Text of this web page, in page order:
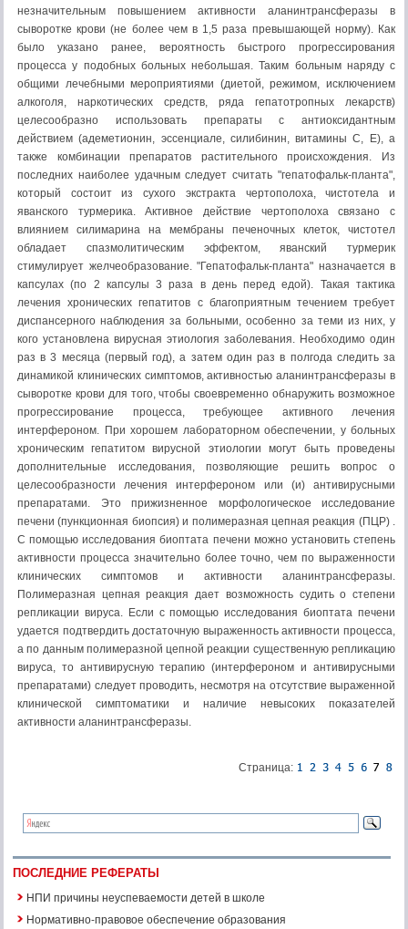
незначительным повышением активности аланинтрансферазы в
сыворотке крови (не более чем в 1,5 раза превышающей норму). Как
было указано ранее, вероятность быстрого прогрессирования
процесса у подобных больных небольшая. Таким больным наряду с
общими лечебными мероприятиями (диетой, режимом, исключением
алкоголя, наркотических средств, ряда гепатотропных лекарств)
целесообразно использовать препараты с антиоксидантным
действием (адеметионин, эссенциале, силибинин, витамины С, Е), а
также комбинации препаратов растительного происхождения. Из
последних наиболее удачным следует считать "гепатофальк-планта",
который состоит из сухого экстракта чертополоха, чистотела и
яванского турмерика. Активное действие чертополоха связано с
влиянием силимарина на мембраны печеночных клеток, чистотел
обладает спазмолитическим эффектом, яванский турмерик
стимулирует желчеобразование. "Гепатофальк-планта" назначается в
капсулах (по 2 капсулы 3 раза в день перед едой). Такая тактика
лечения хронических гепатитов с благоприятным течением требует
диспансерного наблюдения за больными, особенно за теми из них, у
кого установлена вирусная этиология заболевания. Необходимо один
раз в 3 месяца (первый год), а затем один раз в полгода следить за
динамикой клинических симптомов, активностью аланинтрансферазы в
сыворотке крови для того, чтобы своевременно обнаружить возможное
прогрессирование процесса, требующее активного лечения
интерфероном. При хорошем лабораторном обеспечении, у больных
хроническим гепатитом вирусной этиологии могут быть проведены
дополнительные исследования, позволяющие решить вопрос о
целесообразности лечения интерфероном или (и) антивирусными
препаратами. Это прижизненное морфологическое исследование
печени (пункционная биопсия) и полимеразная цепная реакция (ПЦР) .
С помощью исследования биоптата печени можно установить степень
активности процесса значительно более точно, чем по выраженности
клинических симптомов и активности аланинтрансферазы.
Полимеразная цепная реакция дает возможность судить о степени
репликации вируса. Если с помощью исследования биоптата печени
удается подтвердить достаточную выраженность активности процесса,
а по данным полимеразной цепной реакции существенную репликацию
вируса, то антивирусную терапию (интерфероном и антивирусными
препаратами) следует проводить, несмотря на отсутствие выраженной
клинической симптоматики и наличие невысоких показателей
активности аланинтрансферазы.
Страница:
ПОСЛЕДНИЕ РЕФЕРАТЫ
НПИ причины неуспеваемости детей в школе
Нормативно-правовое обеспечение образования